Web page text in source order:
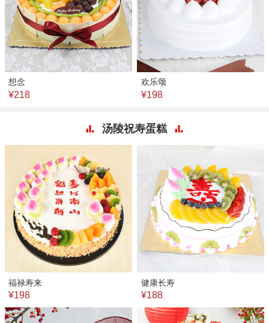
想念
¥218
欢乐颂
¥198
汤陵祝寿蛋糕
福禄寿来
¥198
健康长寿
¥188